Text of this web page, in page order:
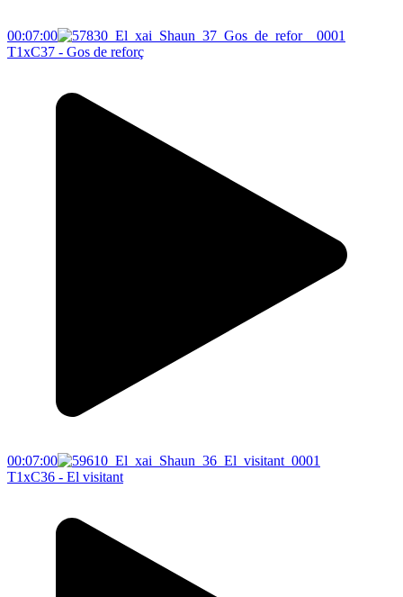
00:07:00
T1xC37 - Gos de reforç
00:07:00
T1xC36 - El visitant